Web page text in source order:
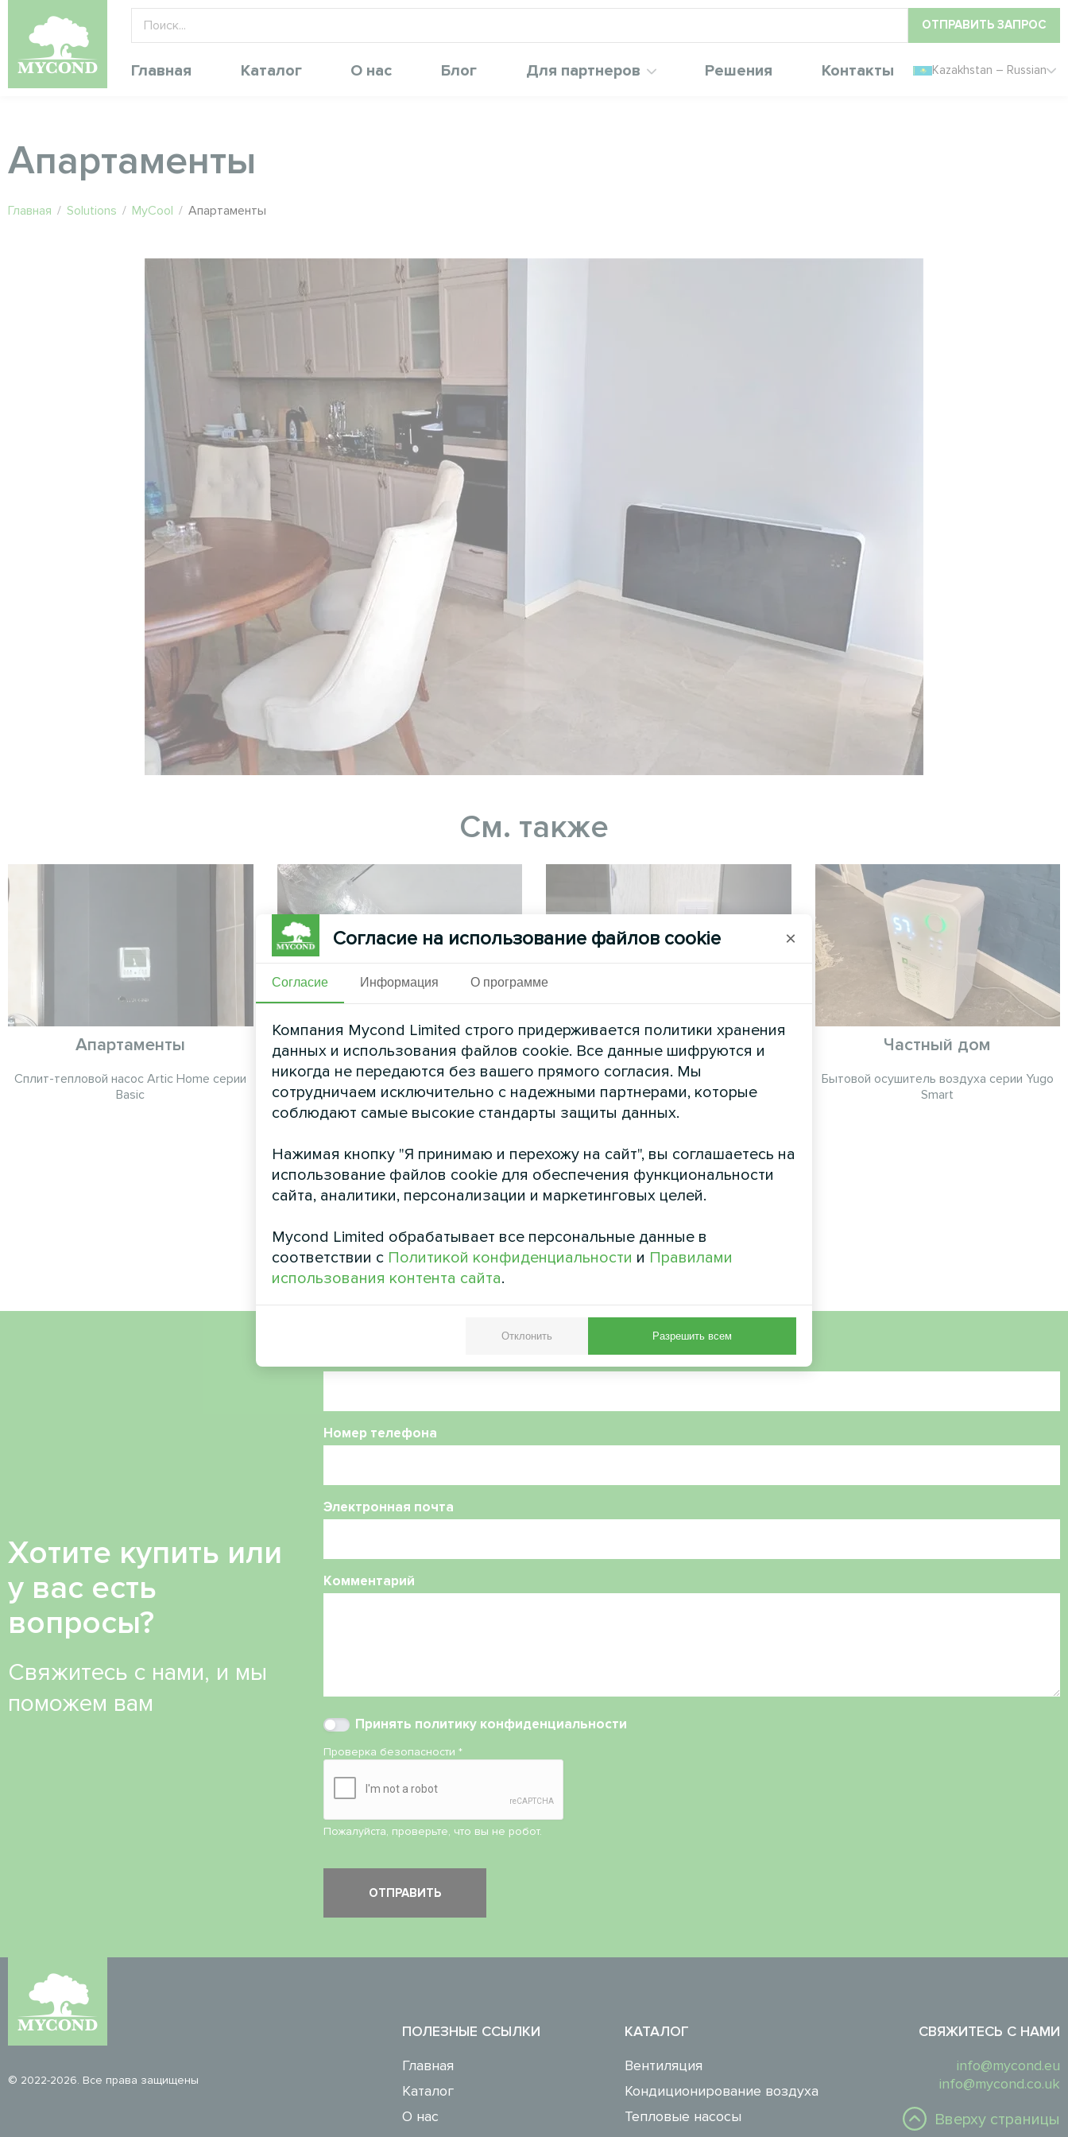
ОТПРАВИТЬ ЗАПРОС
Главная Каталог О нас Блог Для партнеров Решения Контакты Kazakhstan – Russian
Апартаменты
Главная / Solutions / MyCool / Апартаменты
См. также
Апартаменты
Сплит-тепловой насос Artic Home серии
Basic
Производственный цех с
вентиляционными
установками Mycond с
рекуперацией энергии
Вентиляционная установка с
рекуперацией энергии MyCond MVC700-A
обеспечивает постоянную подачу
рекуперируя тепло из отработанного
воздуха.
Апартаменты
Термостат для пола Mycond ORB Heat
Частный дом
Бытовой осушитель воздуха серии Yugo
Smart
Хотите купить или
у вас есть
вопросы?
Свяжитесь с нами, и мы
поможем вам
Номер телефона
Электронная почта
Комментарий
Принять политику конфиденциальности
Проверка безопасности*
Пожалуйста, проверьте, что вы не робот.
© 2022-2026. Все права защищены
ПОЛЕЗНЫЕ ССЫЛКИ
Главная
Каталог
О нас
КАТАЛОГ
Вентиляция
Кондиционирование воздуха
Тепловые насосы
СВЯЖИТЕСЬ С НАМИ
info@mycond.eu
info@mycond.co.uk
Вверху страницы
Согласие на использование файлов cookie ×
Согласие Информация О программе
Компания Mycond Limited строго придерживается политики хранения
данных и использования файлов cookie. Все данные шифруются и
никогда не передаются без вашего прямого согласия. Мы
сотрудничаем исключительно с надежными партнерами, которые
соблюдают самые высокие стандарты защиты данных.
Нажимая кнопку "Я принимаю и перехожу на сайт", вы соглашаетесь на
использование файлов cookie для обеспечения функциональности
сайта, аналитики, персонализации и маркетинговых целей.
Mycond Limited обрабатывает все персональные данные в
соответствии с Политикой конфиденциальности и Правилами
использования контента сайта.
Отклонить Разрешить всем